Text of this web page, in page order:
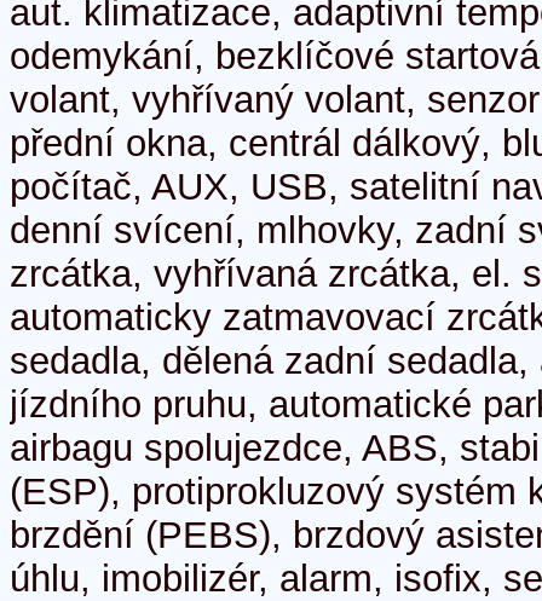
aut. klimatizace, adaptivní
odemykání, bezklíčové
volant, vyhřívaný volant,
přední okna, centrál dálkový,
počítač, AUX, USB, satelitní
denní svícení, mlhovky, zadní
zrcátka, vyhřívaná zrcátka, el.
automaticky zatmavovací
sedadla, dělená zadní
jízdního pruhu, automatické
airbagu spolujezdce, ABS,
(ESP), protiprokluzový systém
brzdění (PEBS), brzdový
úhlu, imobilizér, alarm, isofix,